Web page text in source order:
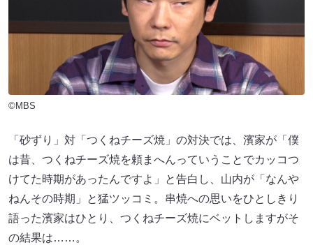
©MBS
「砂ずり」対「つくねチーズ焼」の対決では、濱家が「僕
は昔、つくねチーズ焼を頼まへんっていうことでカッコつ
けてた時期があったんですよ」と告白し、山内が「なんや
ねんその時期」と猛ツッコミ。串焼への思いをひとしきり
語った濱家はひとり、つくねチーズ焼にベットしますがそ
の結果は……。